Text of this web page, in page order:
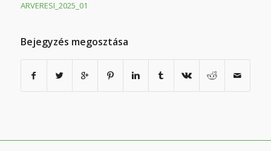
ARVERESI_2025_01
Bejegyzés megosztása